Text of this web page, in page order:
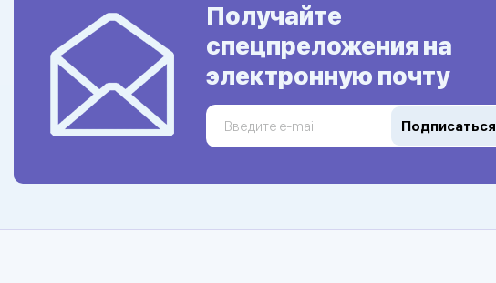
Получайте
спецпреложения на
электронную почту
Подписаться